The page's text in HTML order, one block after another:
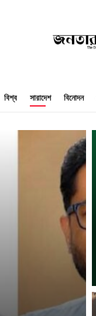
বিশ্ব সারাদেশ বিনোদন